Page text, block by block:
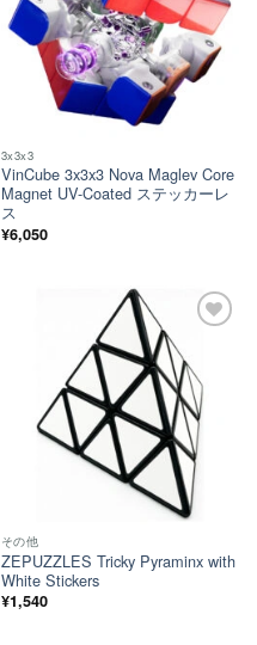
3x3x3
VinCube 3x3x3 Nova Maglev Core
Magnet UV-Coated ステッカーレ
ス
¥6,050
その他
ZEPUZZLES Tricky Pyraminx with
White Stickers
¥1,540